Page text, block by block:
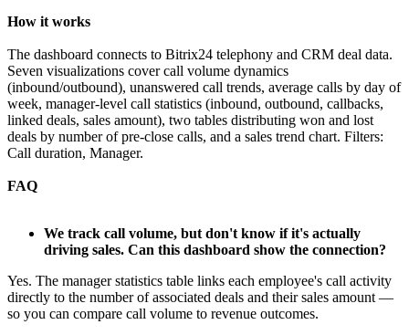
How it works
The dashboard connects to Bitrix24 telephony and CRM deal data.
Seven visualizations cover call volume dynamics
(inbound/outbound), unanswered call trends, average calls by day of
week, manager-level call statistics (inbound, outbound, callbacks,
linked deals, sales amount), two tables distributing won and lost
deals by number of pre-close calls, and a sales trend chart. Filters:
Call duration, Manager.
FAQ
We track call volume, but don't know if it's actually
driving sales. Can this dashboard show the connection?
Yes. The manager statistics table links each employee's call activity
directly to the number of associated deals and their sales amount —
so you can compare call volume to revenue outcomes.